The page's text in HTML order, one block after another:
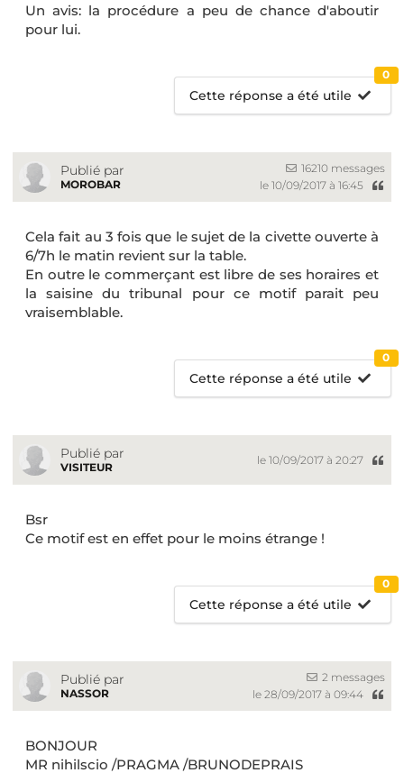
Un avis: la procédure a peu de chance d'aboutir
pour lui.
Cette réponse a été utile
0
Publié par
MOROBAR
16210 messages
le 10/09/2017 à 16:45
Cela fait au 3 fois que le sujet de la civette ouverte à
6/7h le matin revient sur la table.
En outre le commerçant est libre de ses horaires et
la saisine du tribunal pour ce motif parait peu
vraisemblable.
Cette réponse a été utile
0
Publié par
VISITEUR
le 10/09/2017 à 20:27
Bsr
Ce motif est en effet pour le moins étrange !
Cette réponse a été utile
0
Publié par
NASSOR
2 messages
le 28/09/2017 à 09:44
BONJOUR
MR nihilscio /PRAGMA /BRUNODEPRAIS